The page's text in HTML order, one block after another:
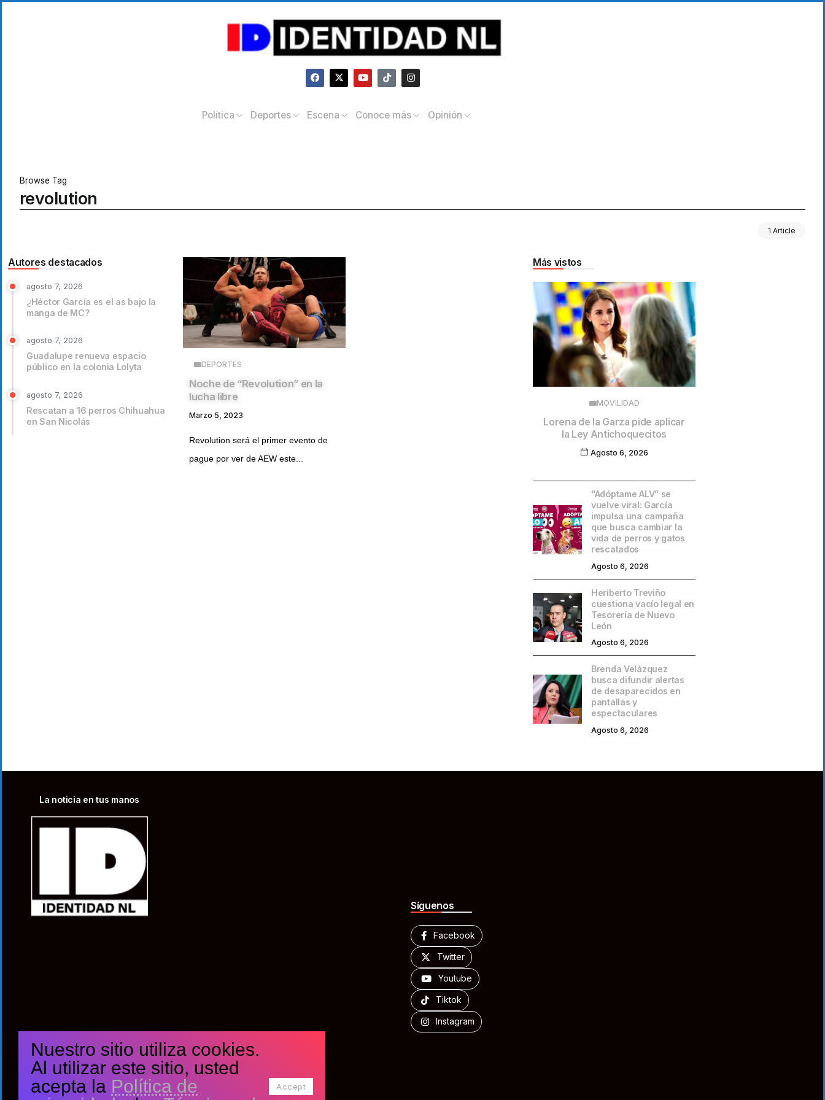
Política Deportes Escena Conoce más Opinión
Browse Tag
revolution
1 Article
Autores destacados
agosto 7, 2026
¿Héctor García es el as bajo la
manga de MC?
agosto 7, 2026
Guadalupe renueva espacio
público en la colonia Lolyta
agosto 7, 2026
Rescatan a 16 perros Chihuahua
en San Nicolás
DEPORTES
Noche de “Revolution” en la
lucha libre
Marzo 5, 2023
Revolution será el primer evento de
pague por ver de AEW este...
Más vistos
MOVILIDAD
Lorena de la Garza pide aplicar
la Ley Antichoquecitos
Agosto 6, 2026
“Adóptame ALV” se
vuelve viral: García
impulsa una campaña
que busca cambiar la
vida de perros y gatos
rescatados
Agosto 6, 2026
Heriberto Treviño
cuestiona vacío legal en
Tesorería de Nuevo
León
Agosto 6, 2026
Brenda Velázquez
busca difundir alertas
de desaparecidos en
pantallas y
espectaculares
Agosto 6, 2026
La noticia en tus manos
Síguenos
Facebook
Twitter
Youtube
Tiktok
Instagram
Nuestro sitio utiliza cookies.
Al utilizar este sitio, usted
acepta la Política de
Accept